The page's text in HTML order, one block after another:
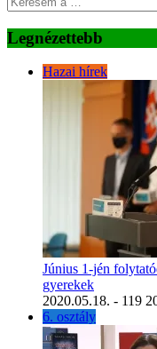
Legnézettebb
Hazai hírek
Június 1-jén
gyerekek
2020.05.18. - 119
6. osztály